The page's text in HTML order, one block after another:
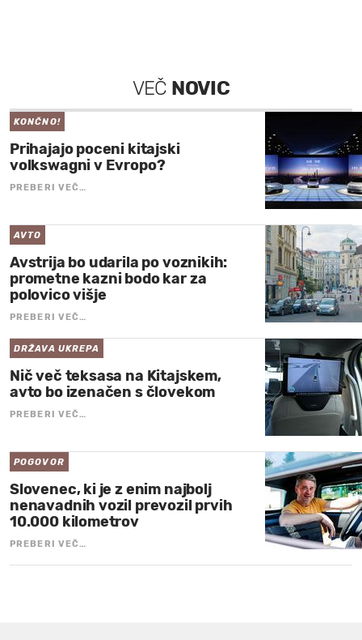
VEČ NOVIC
KONČNO!
Prihajajo poceni kitajski
volkswagni v Evropo?
PREBERI VEČ…
AVTO
Avstrija bo udarila po voznikih:
prometne kazni bodo kar za
polovico višje
PREBERI VEČ…
DRŽAVA UKREPA
Nič več teksasa na Kitajskem,
avto bo izenačen s človekom
PREBERI VEČ…
POGOVOR
Slovenec, ki je z enim najbolj
nenavadnih vozil prevozil prvih
10.000 kilometrov
PREBERI VEČ…